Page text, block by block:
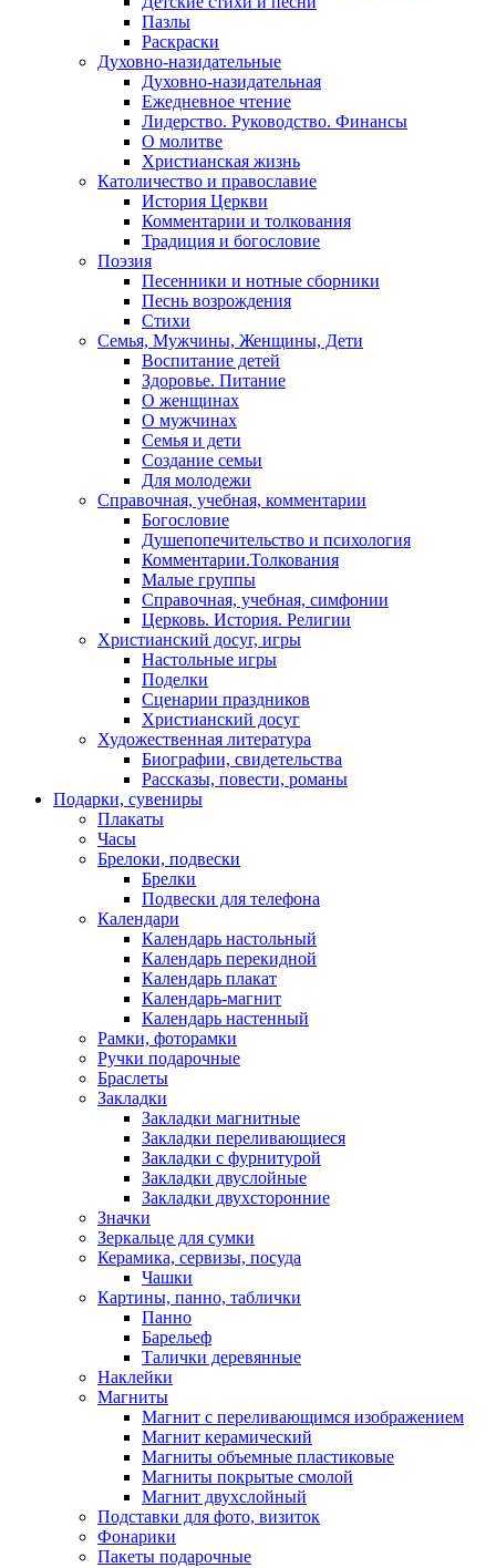
Пазлы
Раскраски
Духовно-назидательные
Духовно-назидательная
Ежедневное чтение
Лидерство. Руководство. Финансы
О молитве
Христианская жизнь
Католичество и православие
История Церкви
Комментарии и толкования
Традиция и богословие
Поэзия
Песенники и нотные сборники
Песнь возрождения
Стихи
Семья, Мужчины, Женщины, Дети
Воспитание детей
Здоровье. Питание
О женщинах
О мужчинах
Семья и дети
Создание семьи
Для молодежи
Справочная, учебная, комментарии
Богословие
Душепопечительство и психология
Комментарии.Толкования
Малые группы
Справочная, учебная, симфонии
Церковь. История. Религии
Христианский досуг, игры
Настольные игры
Поделки
Сценарии праздников
Христианский досуг
Художественная литература
Биографии, свидетельства
Рассказы, повести, романы
Подарки, сувениры
Плакаты
Часы
Брелоки, подвески
Брелки
Подвески для телефона
Календари
Календарь настольный
Календарь перекидной
Календарь плакат
Календарь-магнит
Календарь настенный
Рамки, фоторамки
Ручки подарочные
Браслеты
Закладки
Закладки магнитные
Закладки переливающиеся
Закладки с фурнитурой
Закладки двуслойные
Закладки двухсторонние
Значки
Зеркальце для сумки
Керамика, сервизы, посуда
Чашки
Картины, панно, таблички
Панно
Барельеф
Талички деревянные
Наклейки
Магниты
Магнит с переливающимся изображением
Магнит керамический
Магниты объемные пластиковые
Магниты покрытые смолой
Магнит двухслойный
Подставки для фото, визиток
Фонарики
Пакеты подарочные